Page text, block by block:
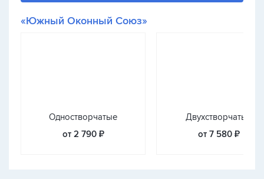
«Южный Оконный Союз»
Одностворчатые
от 2 790 ₽
Двухстворчатые
от 7 580 ₽